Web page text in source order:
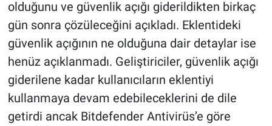
olduğunu ve güvenlik açığı giderildikten birkaç
gün sonra çözüleceğini açıkladı. Eklentideki
güvenlik açığının ne olduğuna dair detaylar ise
henüz açıklanmadı. Geliştiriciler, güvenlik açığı
giderilene kadar kullanıcıların eklentiyi
kullanmaya devam edebileceklerini de dile
getirdi ancak Bitdefender Antivirüs’e göre